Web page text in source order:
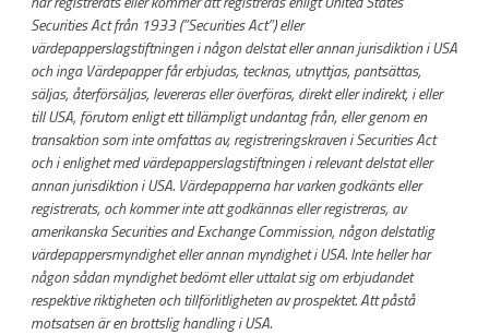
Securities Act från 1933 (”Securities Act”) eller
värdepapperslagstiftningen i någon delstat eller annan jurisdiktion i USA
och inga Värdepapper får erbjudas, tecknas, utnyttjas, pantsättas,
säljas, återförsäljas, levereras eller överföras, direkt eller indirekt, i eller
till USA, förutom enligt ett tillämpligt undantag från, eller genom en
transaktion som inte omfattas av, registreringskraven i Securities Act
och i enlighet med värdepapperslagstiftningen i relevant delstat eller
annan jurisdiktion i USA. Värdepapperna har varken godkänts eller
registrerats, och kommer inte att godkännas eller registreras, av
amerikanska Securities and Exchange Commission, någon delstatlig
värdepappersmyndighet eller annan myndighet i USA. Inte heller har
någon sådan myndighet bedömt eller uttalat sig om erbjudandet
respektive riktigheten och tillförlitligheten av prospektet. Att påstå
motsatsen är en brottslig handling i USA.